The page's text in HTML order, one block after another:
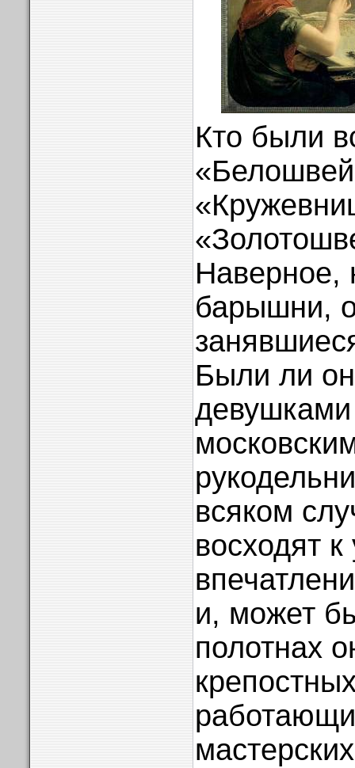
Кто были
Наверное,
барышни,
Были ли
всяком
восходят
и, может
полотнах